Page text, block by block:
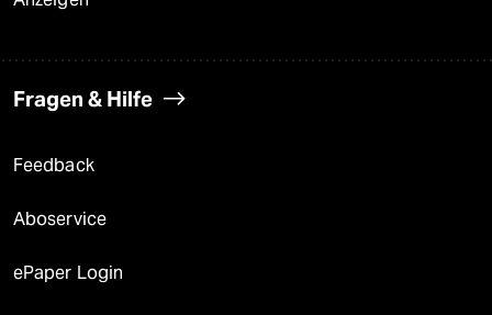
Fragen & Hilfe
Feedback
Aboservice
ePaper Login